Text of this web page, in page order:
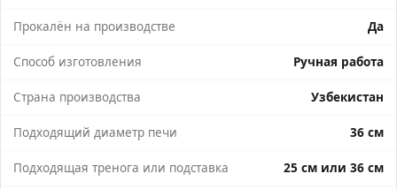
Прокалён на производстве Да
Способ изготовления Ручная работа
Страна производства Узбекистан
Подходящий диаметр печи 36 см
Подходящая тренога или подставка 25 см или 36 см